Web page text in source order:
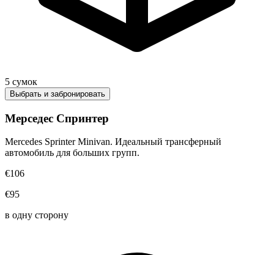
5 сумок
Выбрать и забронировать
Мерседес Спринтер
Mercedes Sprinter Minivan. Идеальный трансферный
автомобиль для больших групп.
€106
€95
в одну сторону